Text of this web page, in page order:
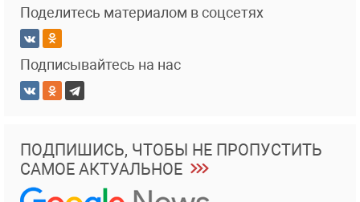
Поделитесь материалом в соцсетях
Подписывайтесь на нас
ПОДПИШИСЬ, ЧТОБЫ НЕ ПРОПУСТИТЬ
САМОЕ АКТУАЛЬНОЕ